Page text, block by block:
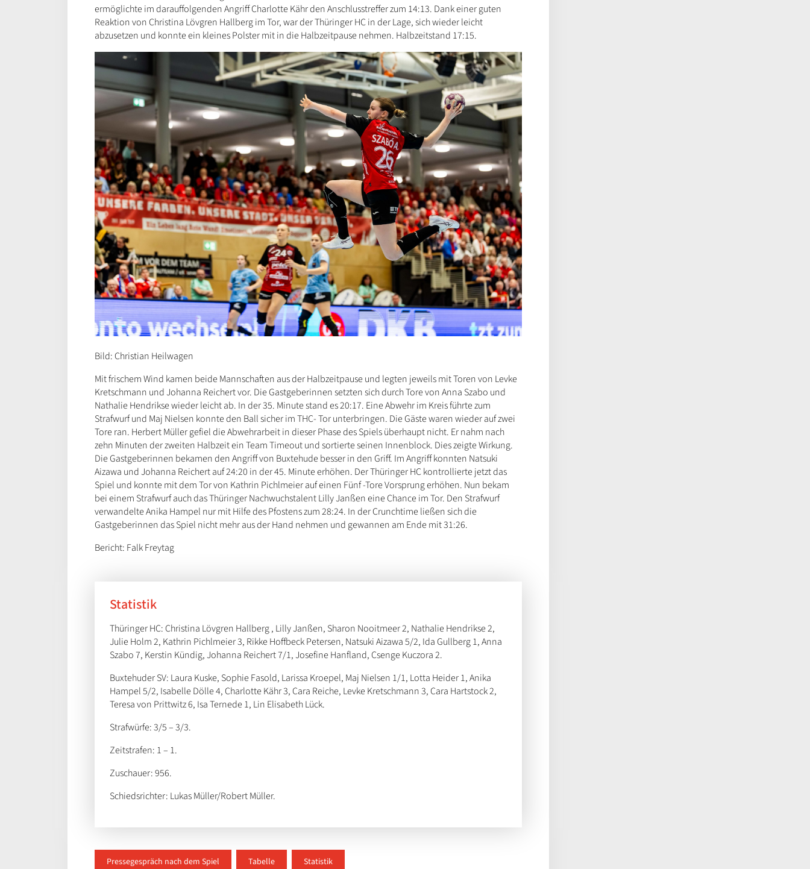
ermöglichte im darauffolgenden Angriff Charlotte Kähr den Anschlusstreffer zum 14:13. Dank einer guten
Reaktion von Christina Lövgren Hallberg im Tor, war der Thüringer HC in der Lage, sich wieder leicht
abzusetzen und konnte ein kleines Polster mit in die Halbzeitpause nehmen. Halbzeitstand 17:15.
Bild: Christian Heilwagen
Mit frischem Wind kamen beide Mannschaften aus der Halbzeitpause und legten jeweils mit Toren von Levke
Kretschmann und Johanna Reichert vor. Die Gastgeberinnen setzten sich durch Tore von Anna Szabo und
Nathalie Hendrikse wieder leicht ab. In der 35. Minute stand es 20:17. Eine Abwehr im Kreis führte zum
Strafwurf und Maj Nielsen konnte den Ball sicher im THC- Tor unterbringen. Die Gäste waren wieder auf zwei
Tore ran. Herbert Müller gefiel die Abwehrarbeit in dieser Phase des Spiels überhaupt nicht. Er nahm nach
zehn Minuten der zweiten Halbzeit ein Team Timeout und sortierte seinen Innenblock. Dies zeigte Wirkung.
Die Gastgeberinnen bekamen den Angriff von Buxtehude besser in den Griff. Im Angriff konnten Natsuki
Aizawa und Johanna Reichert auf 24:20 in der 45. Minute erhöhen. Der Thüringer HC kontrollierte jetzt das
Spiel und konnte mit dem Tor von Kathrin Pichlmeier auf einen Fünf -Tore Vorsprung erhöhen. Nun bekam
bei einem Strafwurf auch das Thüringer Nachwuchstalent Lilly Janßen eine Chance im Tor. Den Strafwurf
verwandelte Anika Hampel nur mit Hilfe des Pfostens zum 28:24. In der Crunchtime ließen sich die
Gastgeberinnen das Spiel nicht mehr aus der Hand nehmen und gewannen am Ende mit 31:26.
Bericht: Falk Freytag
Statistik
Thüringer HC: Christina Lövgren Hallberg , Lilly Janßen, Sharon Nooitmeer 2, Nathalie Hendrikse 2,
Julie Holm 2, Kathrin Pichlmeier 3, Rikke Hoffbeck Petersen, Natsuki Aizawa 5/2, Ida Gullberg 1, Anna
Szabo 7, Kerstin Kündig, Johanna Reichert 7/1, Josefine Hanfland, Csenge Kuczora 2.
Buxtehuder SV: Laura Kuske, Sophie Fasold, Larissa Kroepel, Maj Nielsen 1/1, Lotta Heider 1, Anika
Hampel 5/2, Isabelle Dölle 4, Charlotte Kähr 3, Cara Reiche, Levke Kretschmann 3, Cara Hartstock 2,
Teresa von Prittwitz 6, Isa Ternede 1, Lin Elisabeth Lück.
Strafwürfe: 3/5 – 3/3.
Zeitstrafen: 1 – 1.
Zuschauer: 956.
Schiedsrichter: Lukas Müller/Robert Müller.
Pressegespräch nach dem Spiel Tabelle Statistik